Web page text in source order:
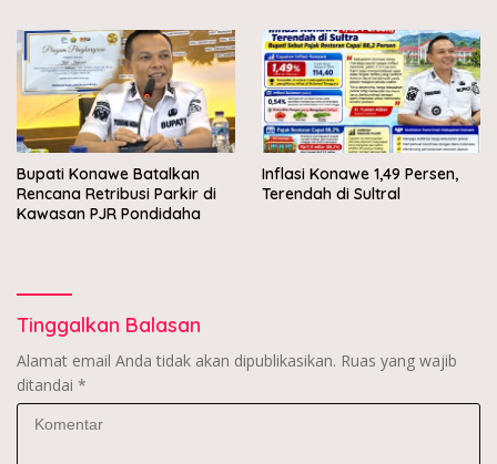
Bupati Konawe Batalkan
Rencana Retribusi Parkir di
Kawasan PJR Pondidaha
Inflasi Konawe 1,49 Persen,
Terendah di Sultral
Tinggalkan Balasan
Alamat email Anda tidak akan dipublikasikan. Ruas yang wajib
ditandai *